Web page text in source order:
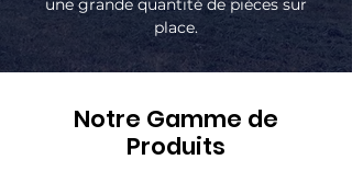
une grande quantité de pièces sur
place.
Notre Gamme de
Produits